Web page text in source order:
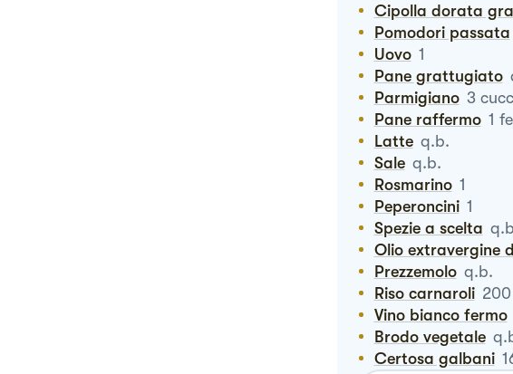
Cipolla dorata
Pomodori passata
Uovo 1
Pane grattugiato
Parmigiano 3
Pane raffermo 1
Latte q.b.
Sale q.b.
Rosmarino 1
Peperoncini 1
Spezie a scelta
Olio extravergine
Prezzemolo q.b.
Riso carnaroli 200
Vino bianco fermo
Brodo vegetale
Certosa galbani